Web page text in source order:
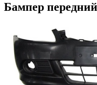
Бампер